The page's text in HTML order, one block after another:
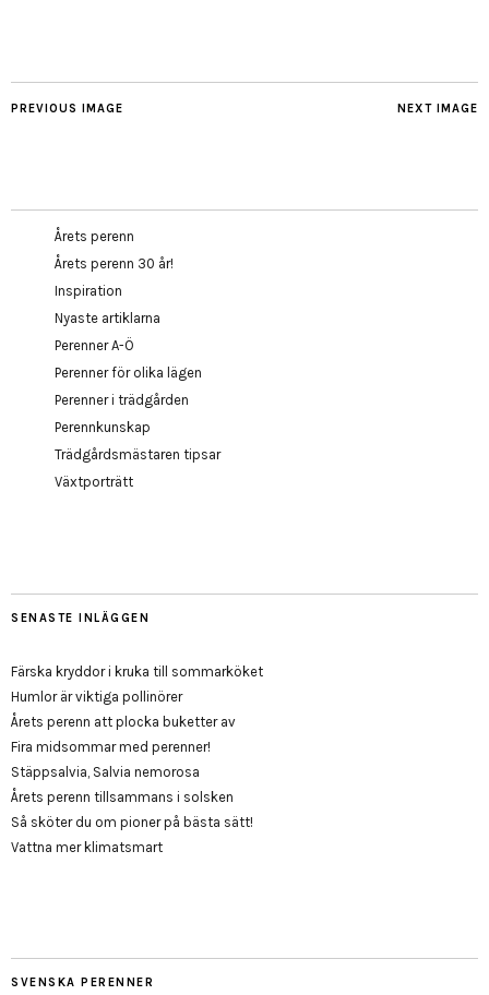
NEXT IMAGE
PREVIOUS IMAGE
Årets perenn
Årets perenn 30 år!
Inspiration
Nyaste artiklarna
Perenner A-Ö
Perenner för olika lägen
Perenner i trädgården
Perennkunskap
Trädgårdsmästaren tipsar
Växtporträtt
SENASTE INLÄGGEN
Färska kryddor i kruka till sommarköket
Humlor är viktiga pollinörer
Årets perenn att plocka buketter av
Fira midsommar med perenner!
Stäppsalvia, Salvia nemorosa
Årets perenn tillsammans i solsken
Så sköter du om pioner på bästa sätt!
Vattna mer klimatsmart
SVENSKA PERENNER